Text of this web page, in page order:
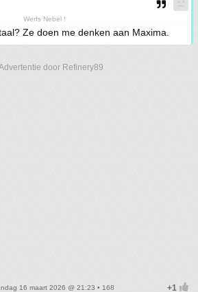
Werfs Nebel !
Ze doen me denken aan Maxima.
door Refinery89
16 maart 2026 @ 21:23 • 168